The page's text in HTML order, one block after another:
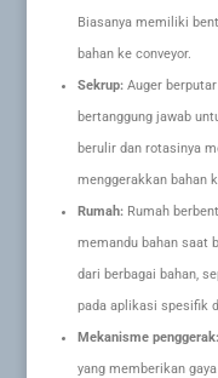
Biasanya memiliki
bahan ke conveyor.
Sekrup:Auger
bertanggung jawab
berulir dan rotasinya
menggerakkan bahan
Rumah:Rumah
memandu bahan saat
dari berbagai bahan,
pada aplikasi spesifik
Mekanisme penggerak:
yang memberikan